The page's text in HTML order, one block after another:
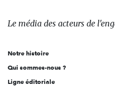
des
l'engagement
Le média des acteurs de
Notre histoire
Qui sommes-nous ?
Ligne éditoriale